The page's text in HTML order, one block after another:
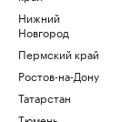
Нижний
Новгород
Пермский край
Ростов-на-Дону
Татарстан